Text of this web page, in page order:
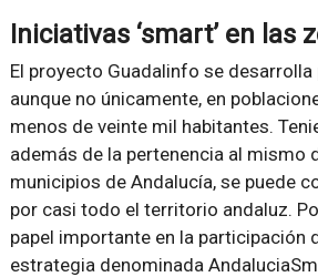
Iniciativas ‘smart’ en las
El proyecto Guadalinfo se
aunque no únicamente, en
menos de veinte mil habitantes.
además de la pertenencia al mismo
municipios de Andalucía, se puede
por casi todo el territorio andaluz.
papel importante en la participación
estrategia denominada